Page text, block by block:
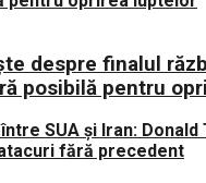
despre finalul
posibilă pentru